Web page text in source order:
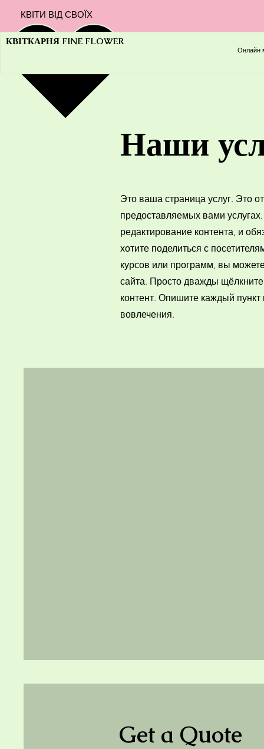
КВІТИ ВІД СВОЇХ
КВІТКАРНЯ FINE FLOWER
Онлайн
Наши
Это ваша страница услуг. Это
предоставляемых вами
редактирование контента, и
хотите поделиться с
курсов или программ, вы
сайта. Просто дважды
контент. Опишите каждый
вовлечения.
Get a Quote